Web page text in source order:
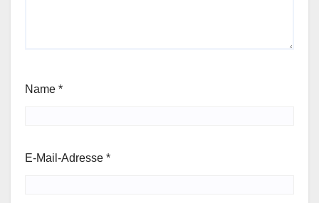
Name *
E-Mail-Adresse *